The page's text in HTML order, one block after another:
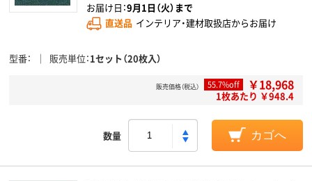
お届け日：9月1日（火）まで
直送品 インテリア・建材取扱店からお届け
型番 販売単位 1セット（20枚入）
販売価格（税込） 55.7%off ￥18,968
1枚あたり ￥948.4
数量 カゴへ